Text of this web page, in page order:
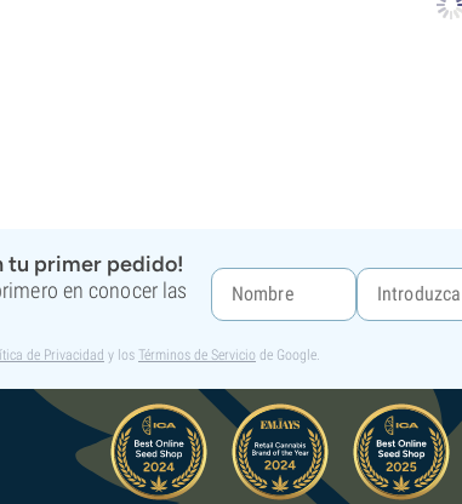
tu primer pedido!
en conocer las
de Privacidad y los Términos de Servicio de Google.